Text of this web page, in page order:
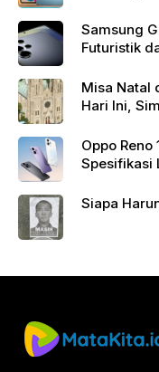
Samsung
Futuristik
Misa Natal
Hari Ini,
Oppo Reno
Spesifikasi
Siapa